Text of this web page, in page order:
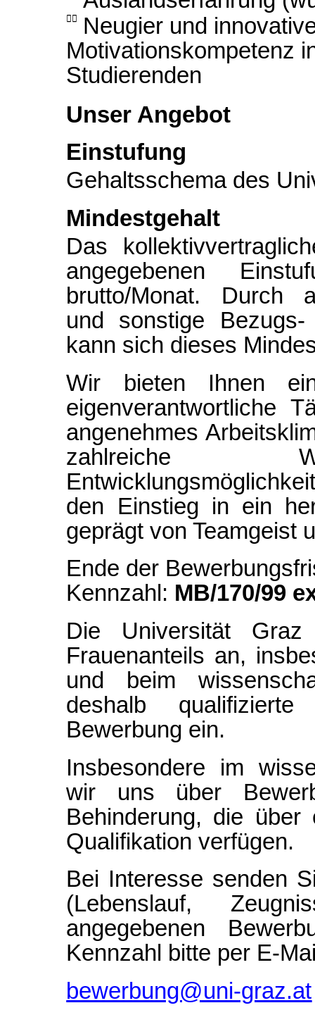

Neugier und
Motivationskompetenz
Studierenden
Unser Angebot
Einstufung
Gehaltsschema des
Mindestgehalt
Das
angegebenen
brutto/Monat. Durch
und sonstige Bezugs-
kann sich dieses
Wir bieten Ihnen
eigenverantwortliche
angenehmes
zahlreiche
den Einstieg in ein
geprägt von Teamgeist
Ende der
Kennzahl: MB/170/99
Die Universität
Frauenanteils an,
und beim
deshalb
Bewerbung ein.
Insbesondere im
wir uns über
Behinderung, die über
Qualifikation verfügen.
Bei Interesse senden
(Lebenslauf,
angegebenen
Kennzahl bitte per E-
bewerbung@uni-graz.at